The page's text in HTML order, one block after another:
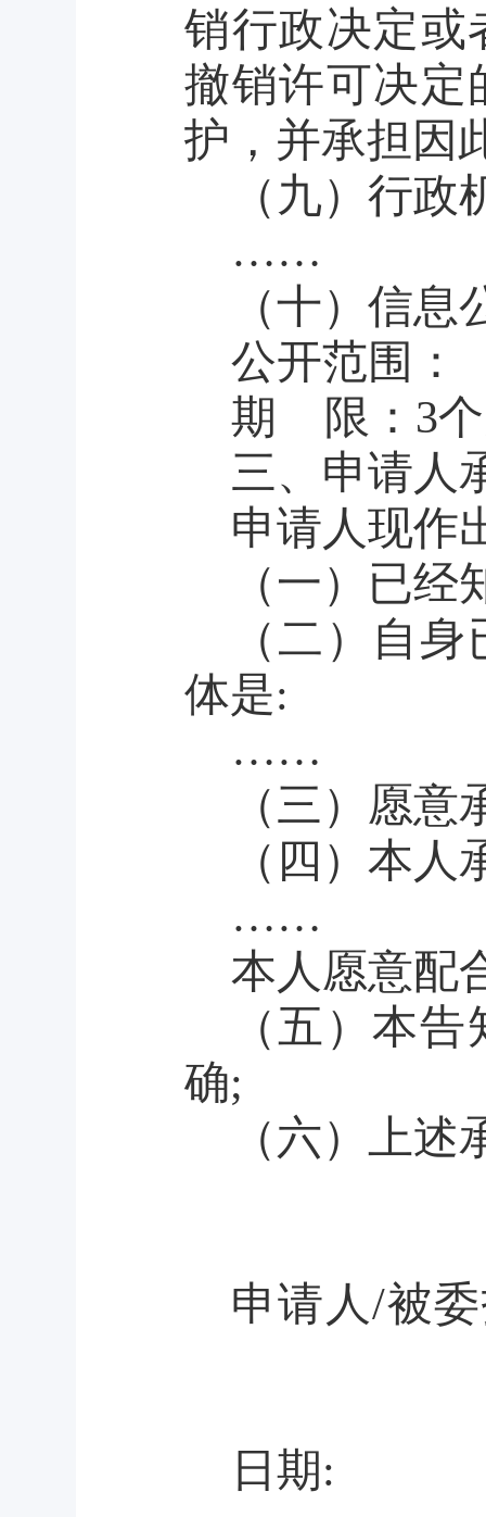
销行政决定或
撤销许可决定
护，并承担因
（九）行
……
（十）信息
公开范围：
期
限： 3
三、申请人
申请人现作
（一）已
（二）自
体是:
……
（三）愿
（四）本
……
本人愿意配
（五）本
确;
（六）上
申请人/被
日期